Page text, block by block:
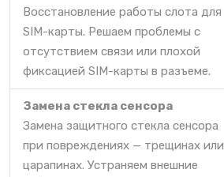
Восстановление работы слота для
SIM-карты. Решаем проблемы с
отсутствием связи или плохой
фиксацией SIM-карты в разъеме.
Замена стекла сенсора
Замена защитного стекла сенсора
при повреждениях — трещинах или
царапинах. Устраняем внешние